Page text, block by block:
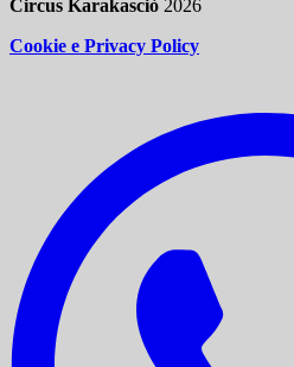
Circus Karakasciò 2026
Cookie e Privacy Policy